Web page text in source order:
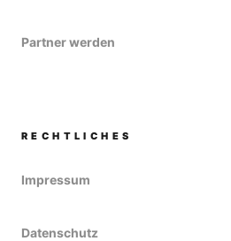
Partner werden
RECHTLICHES
Impressum
Datenschutz